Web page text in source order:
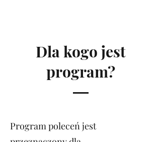
Dla kogo jest
program?
Program poleceń jest